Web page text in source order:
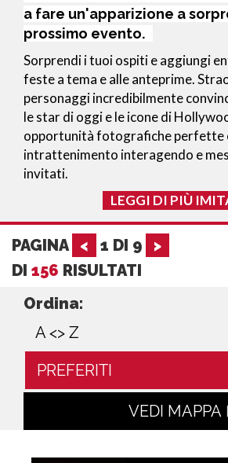
a fare un'apparizione a
prossimo evento.
Sorprendi i tuoi ospiti e aggiungi
feste a tema e alle anteprime.
personaggi incredibilmente
le star di oggi e le icone di
opportunità fotografiche perfette
intrattenimento interagendo e
invitati.
LEGGI DI PIÙ
PAGINA < 1 DI 9
>
DI 156 RISULTATI
Ordina:
A <> Z
PREFERITI
VEDI MAPPA